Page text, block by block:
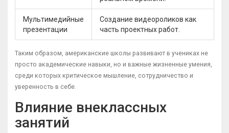
Мультимедийные
презентации
Создание видеороликов как
часть проектных работ.
Таким образом, американские школы развивают в учениках не
просто академические навыки, но и важные жизненные умения,
среди которых критическое мышление, сотрудничество и
уверенность в себе.
Влияние внеклассных
занятий